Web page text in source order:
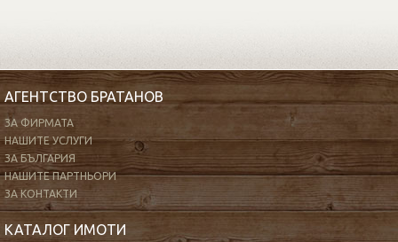
АГЕНТСТВО БРАТАНОВ
ЗА ФИРМАТА
НАШИТЕ УСЛУГИ
ЗА БЪЛГАРИЯ
НАШИТЕ ПАРТНЬОРИ
ЗА КОНТАКТИ
КАТАЛОГ ИМОТИ